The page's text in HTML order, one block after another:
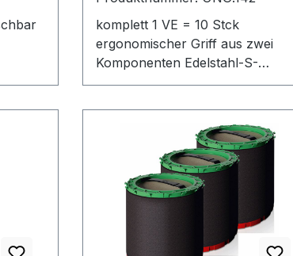
komplett 1 VE = 10 Stck
ergonomischer Griff aus zwei
Komponenten Edelstahl-S-
Schiene für schnellen